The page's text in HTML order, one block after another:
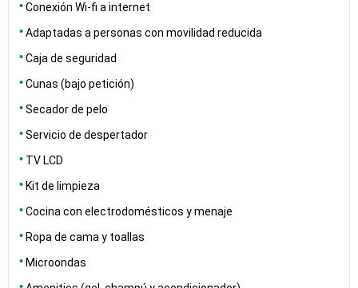
Conexión Wi-fi a internet
Adaptadas a personas con movilidad reducida
Caja de seguridad
Cunas (bajo petición)
Secador de pelo
Servicio de despertador
TV LCD
Kit de limpieza
Cocina con electrodomésticos y menaje
Ropa de cama y toallas
Microondas